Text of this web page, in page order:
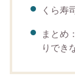
くら寿
まとめ
りでき